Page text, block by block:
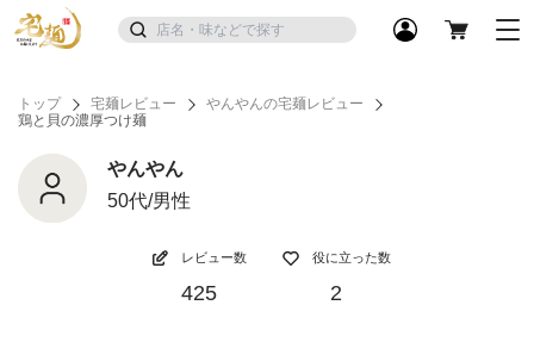
トップ 宅麺レビュー
やんやんの宅麺レビュー
鶏と貝の濃厚つけ麺
やんやん
50代/男性
レビュー数
425
役に立った数
2